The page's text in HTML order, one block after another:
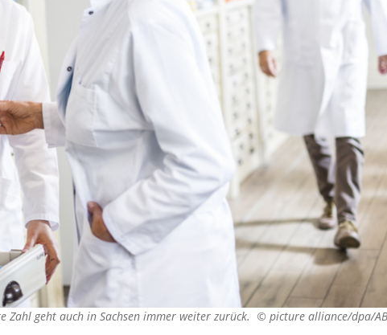
Zahl geht auch in Sachsen immer weiter zurück. © picture alliance/dpa/